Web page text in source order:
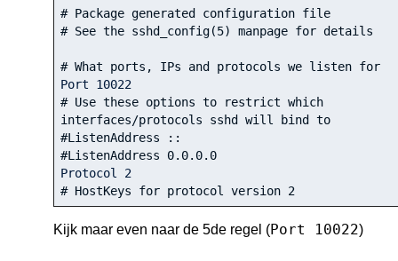
# Package generated configuration file
# See the sshd_config(5) manpage for details
# What ports, IPs and protocols we listen for
Port 10022
# Use these options to restrict which
interfaces/protocols sshd will bind to
#ListenAddress ::
#ListenAddress 0.0.0.0
Protocol 2
# HostKeys for protocol version 2
Kijk maar even naar de 5de regel (Port 10022)